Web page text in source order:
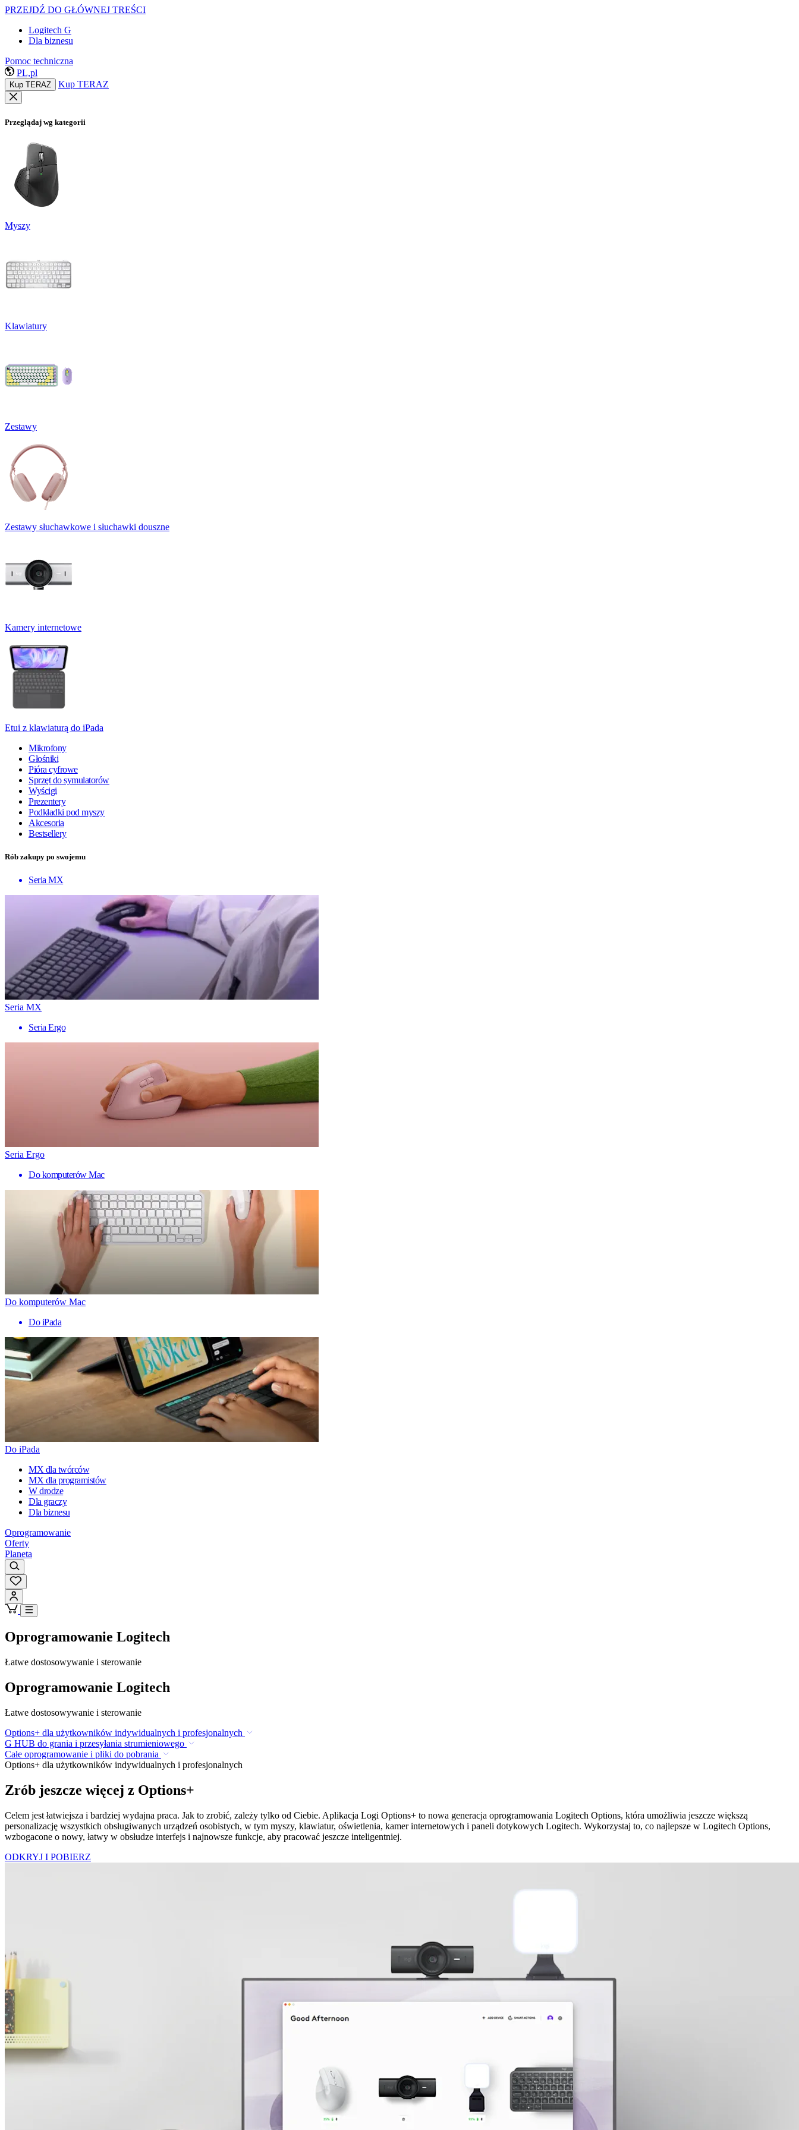
PRZEJDŹ DO GŁÓWNEJ TREŚCI
Logitech G
Dla biznesu
Pomoc techniczna
PL,pl
Kup TERAZ Kup TERAZ
Przeglądaj wg kategorii
Myszy
Klawiatury
Zestawy
Zestawy słuchawkowe i słuchawki douszne
Kamery internetowe
Etui z klawiaturą do iPada
Mikrofony
Głośniki
Pióra cyfrowe
Sprzęt do symulatorów
Wyścigi
Prezentery
Podkładki pod myszy
Akcesoria
Bestsellery
Rób zakupy po swojemu
Seria MX
Seria MX
Seria Ergo
Seria Ergo
Do komputerów Mac
Do komputerów Mac
Do iPada
Do iPada
MX dla twórców
MX dla programistów
W drodze
Dla graczy
Dla biznesu
Oprogramowanie
Oferty
Planeta
Oprogramowanie Logitech
Łatwe dostosowywanie i sterowanie
Oprogramowanie Logitech
Łatwe dostosowywanie i sterowanie
Options+ dla użytkowników indywidualnych i profesjonalnych
G HUB do grania i przesyłania strumieniowego
Całe oprogramowanie i pliki do pobrania
Options+ dla użytkowników indywidualnych i profesjonalnych
Zrób jeszcze więcej z Options+
Celem jest łatwiejsza i bardziej wydajna praca. Jak to zrobić, zależy tylko od Ciebie. Aplikacja Logi Options+ to nowa generacja oprogramowania Logitech Options, która umożliwia jeszcze większą
personalizację wszystkich obsługiwanych urządzeń osobistych, w tym myszy, klawiatur, oświetlenia, kamer internetowych i paneli dotykowych Logitech. Wykorzystaj to, co najlepsze w Logitech Options,
wzbogacone o nowy, łatwy w obsłudze interfejs i najnowsze funkcje, aby pracować jeszcze inteligentniej.
ODKRYJ I POBIERZ